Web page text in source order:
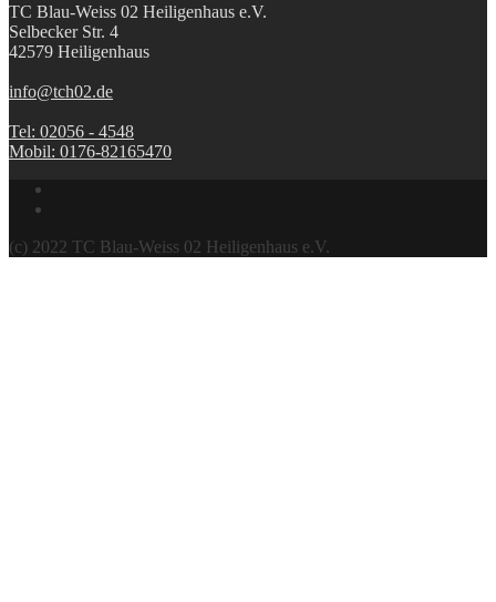
TC Blau-Weiss 02 Heiligenhaus e.V.
Selbecker Str. 4
42579 Heiligenhaus
info@tch02.de
Tel: 02056 - 4548
Mobil: 0176-82165470
(c) 2022 TC Blau-Weiss 02 Heiligenhaus e.V.